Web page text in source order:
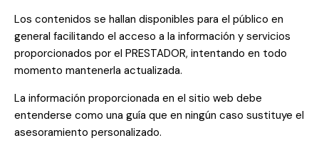
Los contenidos se hallan disponibles para el público en
general facilitando el acceso a la información y servicios
proporcionados por el PRESTADOR, intentando en todo
momento mantenerla actualizada.
La información proporcionada en el sitio web debe
entenderse como una guía que en ningún caso sustituye el
asesoramiento personalizado.